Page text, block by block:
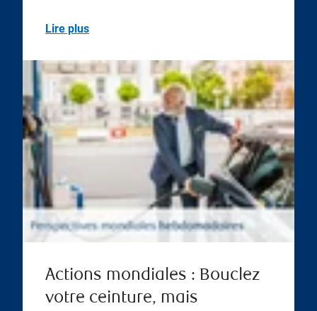
Lire plus
Actions mondiales : Bouclez
votre ceinture, mais